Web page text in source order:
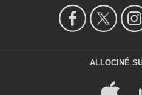
ALLOCINÉ